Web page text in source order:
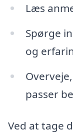
Læs
Spørge
og
passer
Ved at tage